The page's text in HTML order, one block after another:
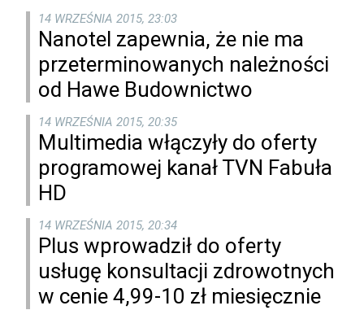
14 WRZEŚNIA 2015, 23:03
Nanotel zapewnia, że nie ma
przeterminowanych należności
od Hawe Budownictwo
14 WRZEŚNIA 2015, 20:35
Multimedia włączyły do oferty
programowej kanał TVN Fabuła
HD
14 WRZEŚNIA 2015, 20:34
Plus wprowadził do oferty
usługę konsultacji zdrowotnych
w cenie 4,99-10 zł miesięcznie